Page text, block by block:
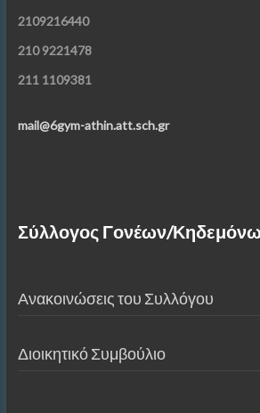
2109216440
210 9221478
211 1109381
mail@6gym-athin.att.sch.gr
Σύλλογος Γονέων/
Ανακοινώσεις του Συλλόγου
Διοικητικό Συμβούλιο